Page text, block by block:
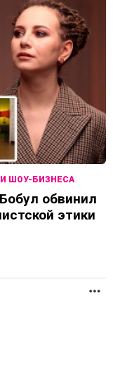
ШОУ-БИЗНЕСА
обвинил
этики